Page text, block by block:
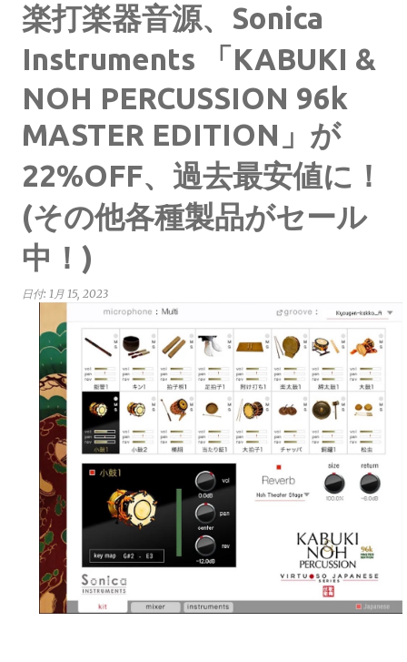
楽打楽器音源、Sonica
Instruments 「KABUKI &
NOH PERCUSSION 96k
MASTER EDITION」が
22%OFF、過去最安値に！
(その他各種製品がセール
中！)
日付: 1月 15, 2023